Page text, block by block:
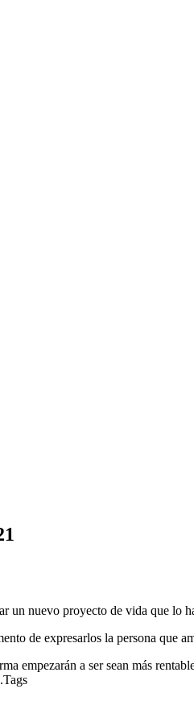
un nuevo proyecto de vida que lo
de expresarlos la persona que
empezarán a ser sean más